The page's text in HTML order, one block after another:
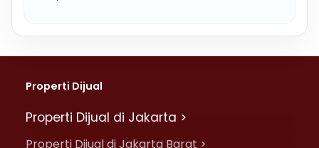
Properti Dijual
Properti Dijual di Jakarta >
Properti Dijual di Jakarta Barat >